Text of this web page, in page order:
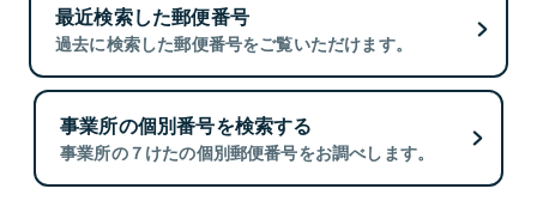
最近検索した郵便番号
過去に検索した郵便番号をご覧いただけます。
事業所の個別番号を検索する
事業所の７けたの個別郵便番号をお調べします。